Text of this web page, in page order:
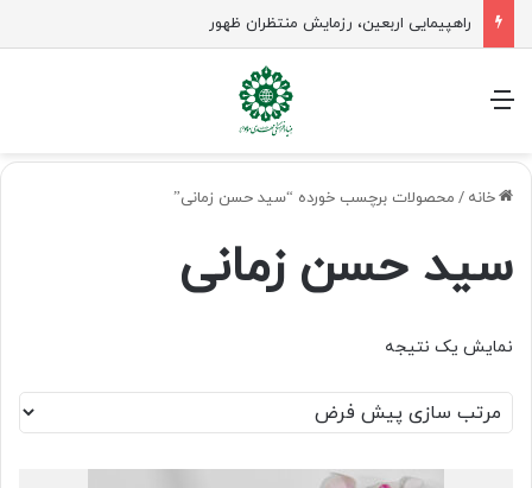
راهپیمایی اربعین، رزمایش منتظران ظهور
منو
خانه / محصولات برچسب خورده “سید حسن زمانی”
سید حسن زمانی
نمایش یک نتیجه